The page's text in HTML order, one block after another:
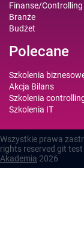
Finanse/Controlling
Branże
Budżet
Polecane
Szkolenia
Akcja Bilans
Szkolenia
Szkolenia IT
Wszystkie prawa
rights reserved git test
Akademia 2026